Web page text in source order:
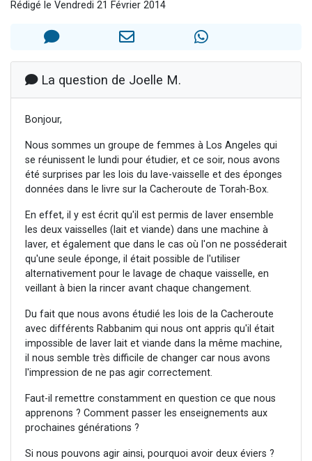
Il reste 49 places pour étudier en groupe sur Zoom
Eva vient de donner son Maasser
Rédigé le Vendredi 21 Février 2014
La question de Joelle M.
Bonjour,
Nous sommes un groupe de femmes à Los Angeles qui
se réunissent le lundi pour étudier, et ce soir, nous avons
été surprises par les lois du lave-vaisselle et des éponges
données dans le livre sur la Cacheroute de Torah-Box.
En effet, il y est écrit qu'il est permis de laver ensemble
les deux vaisselles (lait et viande) dans une machine à
laver, et également que dans le cas où l'on ne posséderait
qu'une seule éponge, il était possible de l'utiliser
alternativement pour le lavage de chaque vaisselle, en
veillant à bien la rincer avant chaque changement.
Du fait que nous avons étudié les lois de la Cacheroute
avec différents Rabbanim qui nous ont appris qu'il était
impossible de laver lait et viande dans la même machine,
il nous semble très difficile de changer car nous avons
l'impression de ne pas agir correctement.
Faut-il remettre constamment en question ce que nous
apprenons ? Comment passer les enseignements aux
prochaines générations ?
Si nous pouvons agir ainsi, pourquoi avoir deux éviers ?